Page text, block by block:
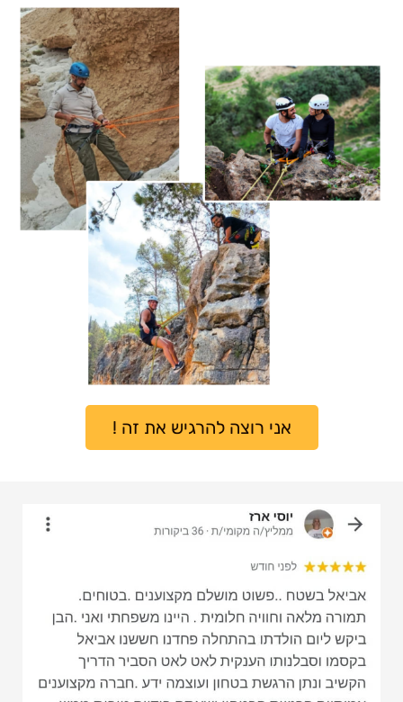
אני רוצה להרגיש את זה !